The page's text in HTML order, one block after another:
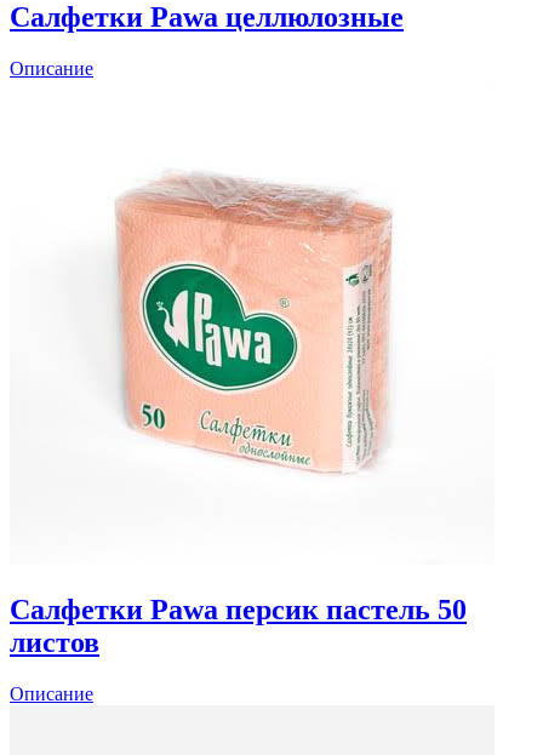
Салфетки Pawa целлюлозные
Описание
Салфетки Pawa персик пастель 50
листов
Описание